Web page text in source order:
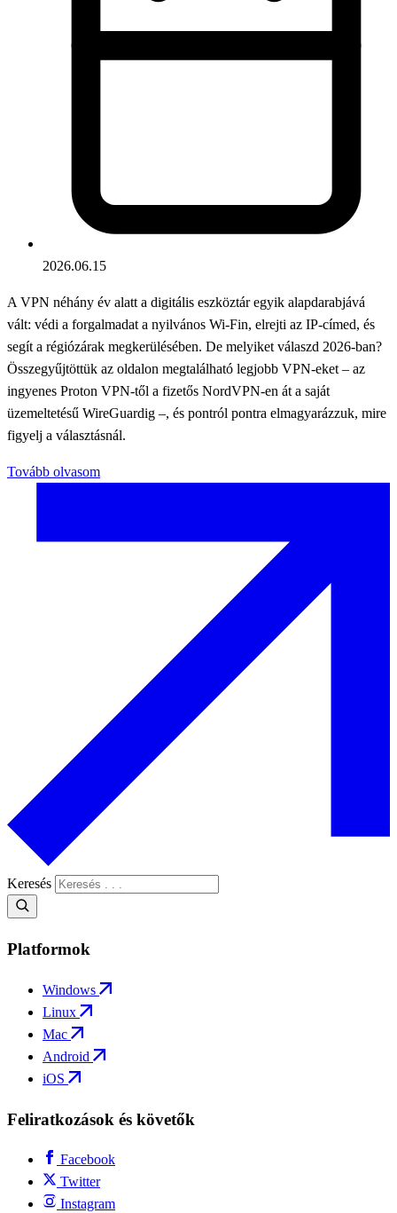
2026.06.15
A VPN néhány év alatt a digitális eszköztár egyik alapdarabjává
vált: védi a forgalmadat a nyilvános Wi-Fin, elrejti az IP-címed, és
segít a régiózárak megkerülésében. De melyiket válaszd 2026-ban?
Összegyűjtöttük az oldalon megtalálható legjobb VPN-eket – az
ingyenes Proton VPN-től a fizetős NordVPN-en át a saját
üzemeltetésű WireGuardig –, és pontról pontra elmagyarázzuk, mire
figyelj a választásnál.
Tovább olvasom
Keresés
Platformok
Windows
Linux
Mac
Android
iOS
Feliratkozások és követők
Facebook
Twitter
Instagram